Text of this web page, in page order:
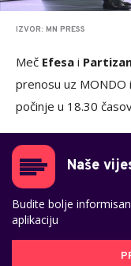
IZVOR: MN PRESS
Meč Efesa i
prenosu uz MONDO
počinje u 18.30
Naše
Budite bolje
aplikaciju